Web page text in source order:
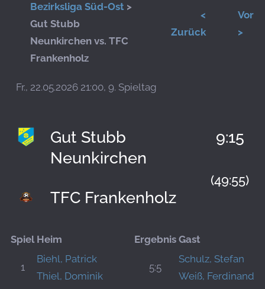
Bezirksliga Süd-Ost >
Gut Stubb
Neunkirchen vs. TFC
Frankenholz
<
Zurück
Vor
>
Fr., 22.05.2026 21:00, 9. Spieltag
Gut Stubb
Neunkirchen
9:15
(49:55)
TFC Frankenholz
Spiel Heim Ergebnis Gast
1
Biehl, Patrick
Thiel, Dominik
5:5
Schulz, Stefan
Weiß, Ferdinand